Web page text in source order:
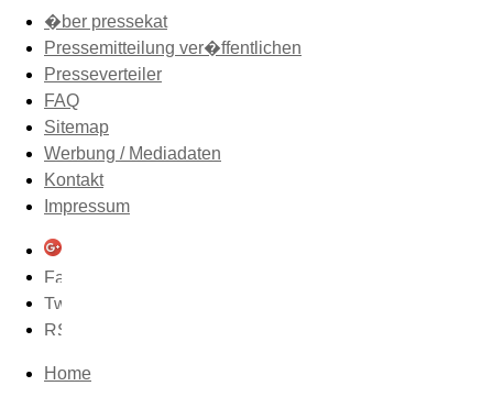
�ber pressekat
Pressemitteilung ver�ffentlichen
Presseverteiler
FAQ
Sitemap
Werbung / Mediadaten
Kontakt
Impressum
Home